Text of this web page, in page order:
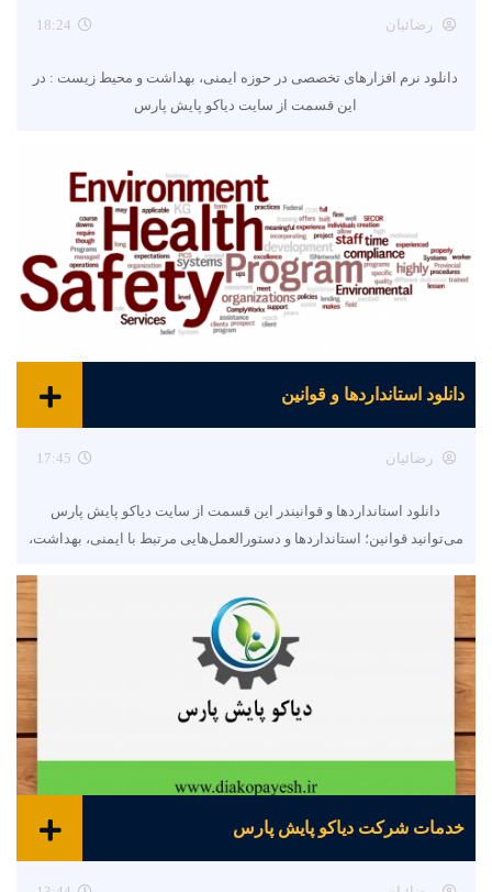
رضائیان 18:24
دانلود نرم افزارهای تخصصی در حوزه ایمنی، بهداشت و محیط زیست : در
این قسمت از سایت دیاکو پایش پارس
دانلود استانداردها و قوانین
رضائیان 17:45
دانلود استانداردها و قوانیندر این قسمت از سایت دیاکو پایش پارس
می‌توانید قوانین؛ استانداردها و دستورالعمل‌هایی مرتبط با ایمنی، بهداشت،
خدمات شرکت دیاکو پایش پارس